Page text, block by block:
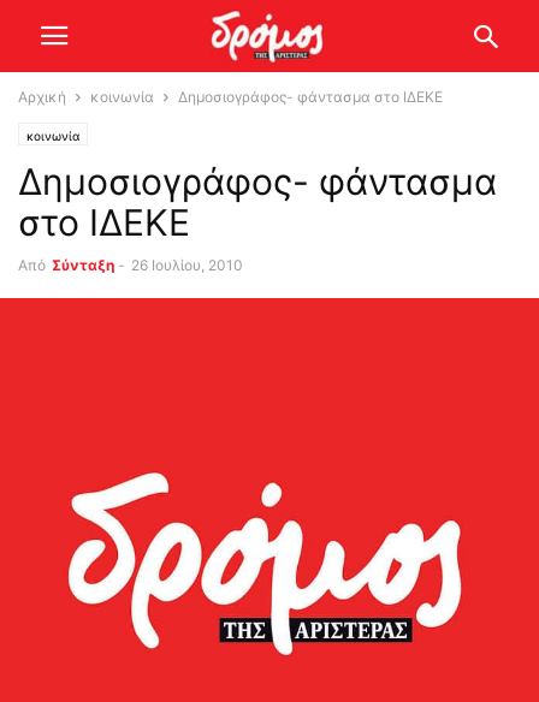
Αρχική κοινωνία Δημοσιογράφος- φάντασμα στο ΙΔΕΚΕ
κοινωνία
Δημοσιογράφος- φάντασμα
στο ΙΔΕΚΕ
Από Σύνταξη - 26 Ιουλίου, 2010